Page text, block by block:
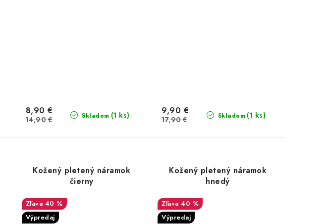
Skladom (1 ks)
8,90 €
14,90 € Skladom (1 ks)
9,90 €
17,90 €
Kožený pletený náramok
čierny
40 %
Výpredaj
Kožený pletený náramok
hnedý
40 %
Výpredaj